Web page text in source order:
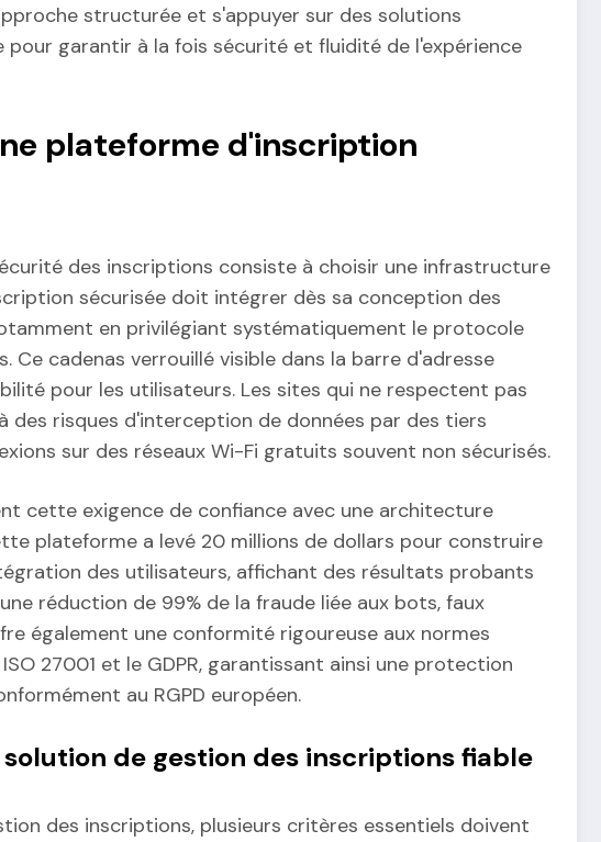
structurée et s'appuyer sur des solutions
pour garantir à la fois sécurité et fluidité de l'expérience
plateforme d'inscription
des inscriptions consiste à choisir une infrastructure
sécurisée doit intégrer dès sa conception des
en privilégiant systématiquement le protocole
cadenas verrouillé visible dans la barre d'adresse
pour les utilisateurs. Les sites qui ne respectent pas
risques d'interception de données par des tiers
sur des réseaux Wi-Fi gratuits souvent non sécurisés.
cette exigence de confiance avec une architecture
plateforme a levé 20 millions de dollars pour construire
des utilisateurs, affichant des résultats probants
réduction de 99% de la fraude liée aux bots, faux
également une conformité rigoureuse aux normes
27001 et le GDPR, garantissant ainsi une protection
au RGPD européen.
de gestion des inscriptions fiable
des inscriptions, plusieurs critères essentiels doivent